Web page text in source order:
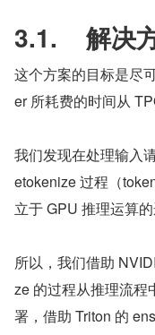
3.1.    解
这个方案的目标是尽
er 所耗费的时间从
我们发现在处理输入
etokenize 过程（
立于 GPU 推理运算的
所以，我们借助
ze 的过程从推理流程
署，借助 Triton 的